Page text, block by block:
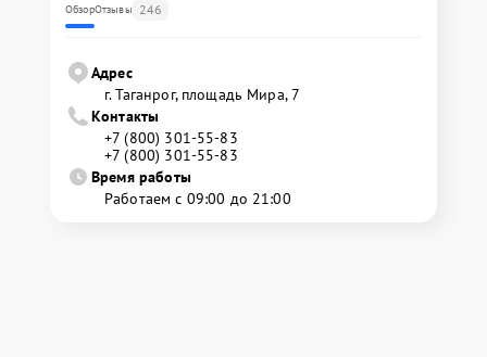
ОбзорОтзывы 246
Адрес
г. Таганрог, площадь Мира, 7
Контакты
+7 (800) 301-55-83
+7 (800) 301-55-83
Время работы
Работаем с 09:00 до 21:00